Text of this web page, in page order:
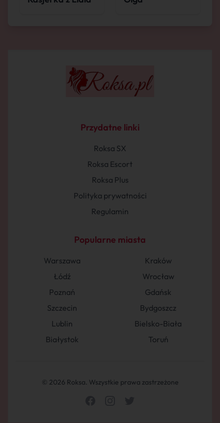
Przydatne linki
Roksa SX
Roksa Escort
Roksa Plus
Polityka prywatności
Regulamin
Popularne miasta
Warszawa
Kraków
Łódź
Wrocław
Poznań
Gdańsk
Szczecin
Bydgoszcz
Lublin
Bielsko-Biała
Białystok
Toruń
© 2026 Roksa. Wszystkie prawa zastrzeżone